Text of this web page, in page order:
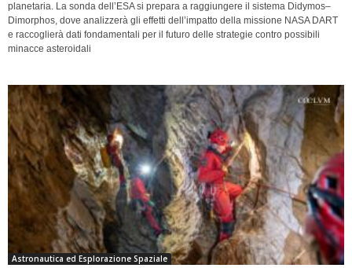
planetaria. La sonda dell’ESA si prepara a raggiungere il sistema Didymos–
Dimorphos, dove analizzerà gli effetti dell’impatto della missione NASA DART
e raccoglierà dati fondamentali per il futuro delle strategie contro possibili
minacce asteroidali
Astronautica ed Esplorazione Spaziale